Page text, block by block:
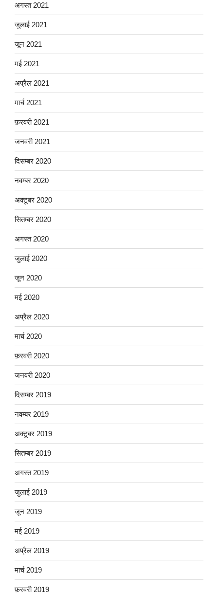
अगस्त 2021
जुलाई 2021
जून 2021
मई 2021
अप्रैल 2021
मार्च 2021
फ़रवरी 2021
जनवरी 2021
दिसम्बर 2020
नवम्बर 2020
अक्टूबर 2020
सितम्बर 2020
अगस्त 2020
जुलाई 2020
जून 2020
मई 2020
अप्रैल 2020
मार्च 2020
फ़रवरी 2020
जनवरी 2020
दिसम्बर 2019
नवम्बर 2019
अक्टूबर 2019
सितम्बर 2019
अगस्त 2019
जुलाई 2019
जून 2019
मई 2019
अप्रैल 2019
मार्च 2019
फ़रवरी 2019